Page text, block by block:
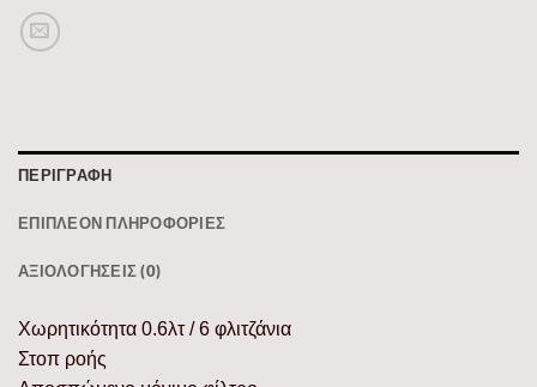
ΠΕΡΙΓΡΑΦΉ
ΕΠΙΠΛΈΟΝ ΠΛΗΡΟΦΟΡΊΕΣ
ΑΞΙΟΛΟΓΉΣΕΙΣ (0)
Χωρητικότητα 0.6λτ / 6 φλιτζάνια
Στοπ ροής